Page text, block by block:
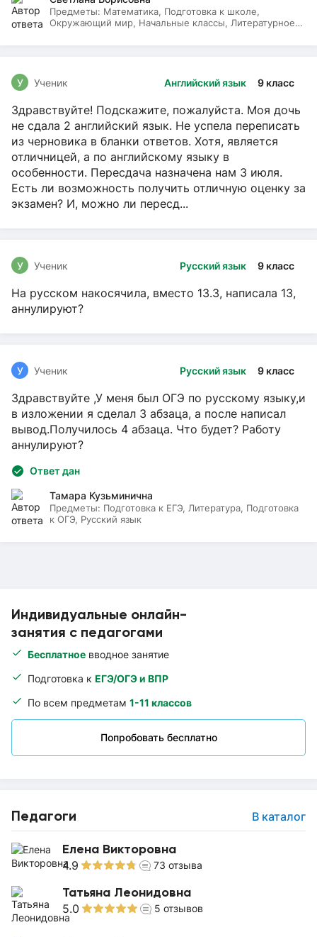
Индивидуальные онлайн-
занятия с педагогами
Бесплатное вводное занятие
Подготовка к ЕГЭ/ОГЭ и ВПР
По всем предметам 1-11 классов
Попробовать бесплатно
Педагоги В каталог
Елена Викторовна
4.9 73 отзыва
Татьяна Леонидовна
5.0 5 отзывов
Предметы: Математика, Подготовка к школе,
Окружающий мир, Начальные классы, Литературное
Английский язык 9 класс
У Ученик
Здравствуйте! Подскажите, пожалуйста. Моя дочь
не сдала 2 английский язык. Не успела переписать
из черновика в бланки ответов. Хотя, является
отличницей, а по английскому языку в
особенности. Пересдача назначена нам 3 июля.
Есть ли возможность получить отличную оценку за
экзамен? И, можно ли пересд...
Русский язык 9 класс
У Ученик
На русском накосячила, вместо 13.3, написала 13,
аннулируют?
Русский язык 9 класс
У Ученик
Здравствуйте ,У меня был ОГЭ по русскому языку,и
в изложении я сделал 3 абзаца, а после написал
вывод.Получилось 4 абзаца. Что будет? Работу
аннулируют?
Ответ дан
Тамара Кузьминична
Предметы: Подготовка к ЕГЭ, Литература, Подготовка
к ОГЭ, Русский язык